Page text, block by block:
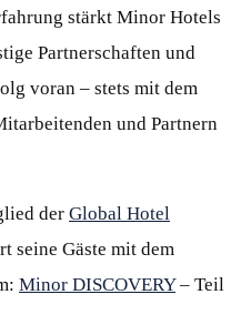
stärkt Minor Hotels
Partnerschaften und
voran – stets mit dem
und Partnern
der Global Hotel
seine Gäste mit dem
Minor DISCOVERY– Teil